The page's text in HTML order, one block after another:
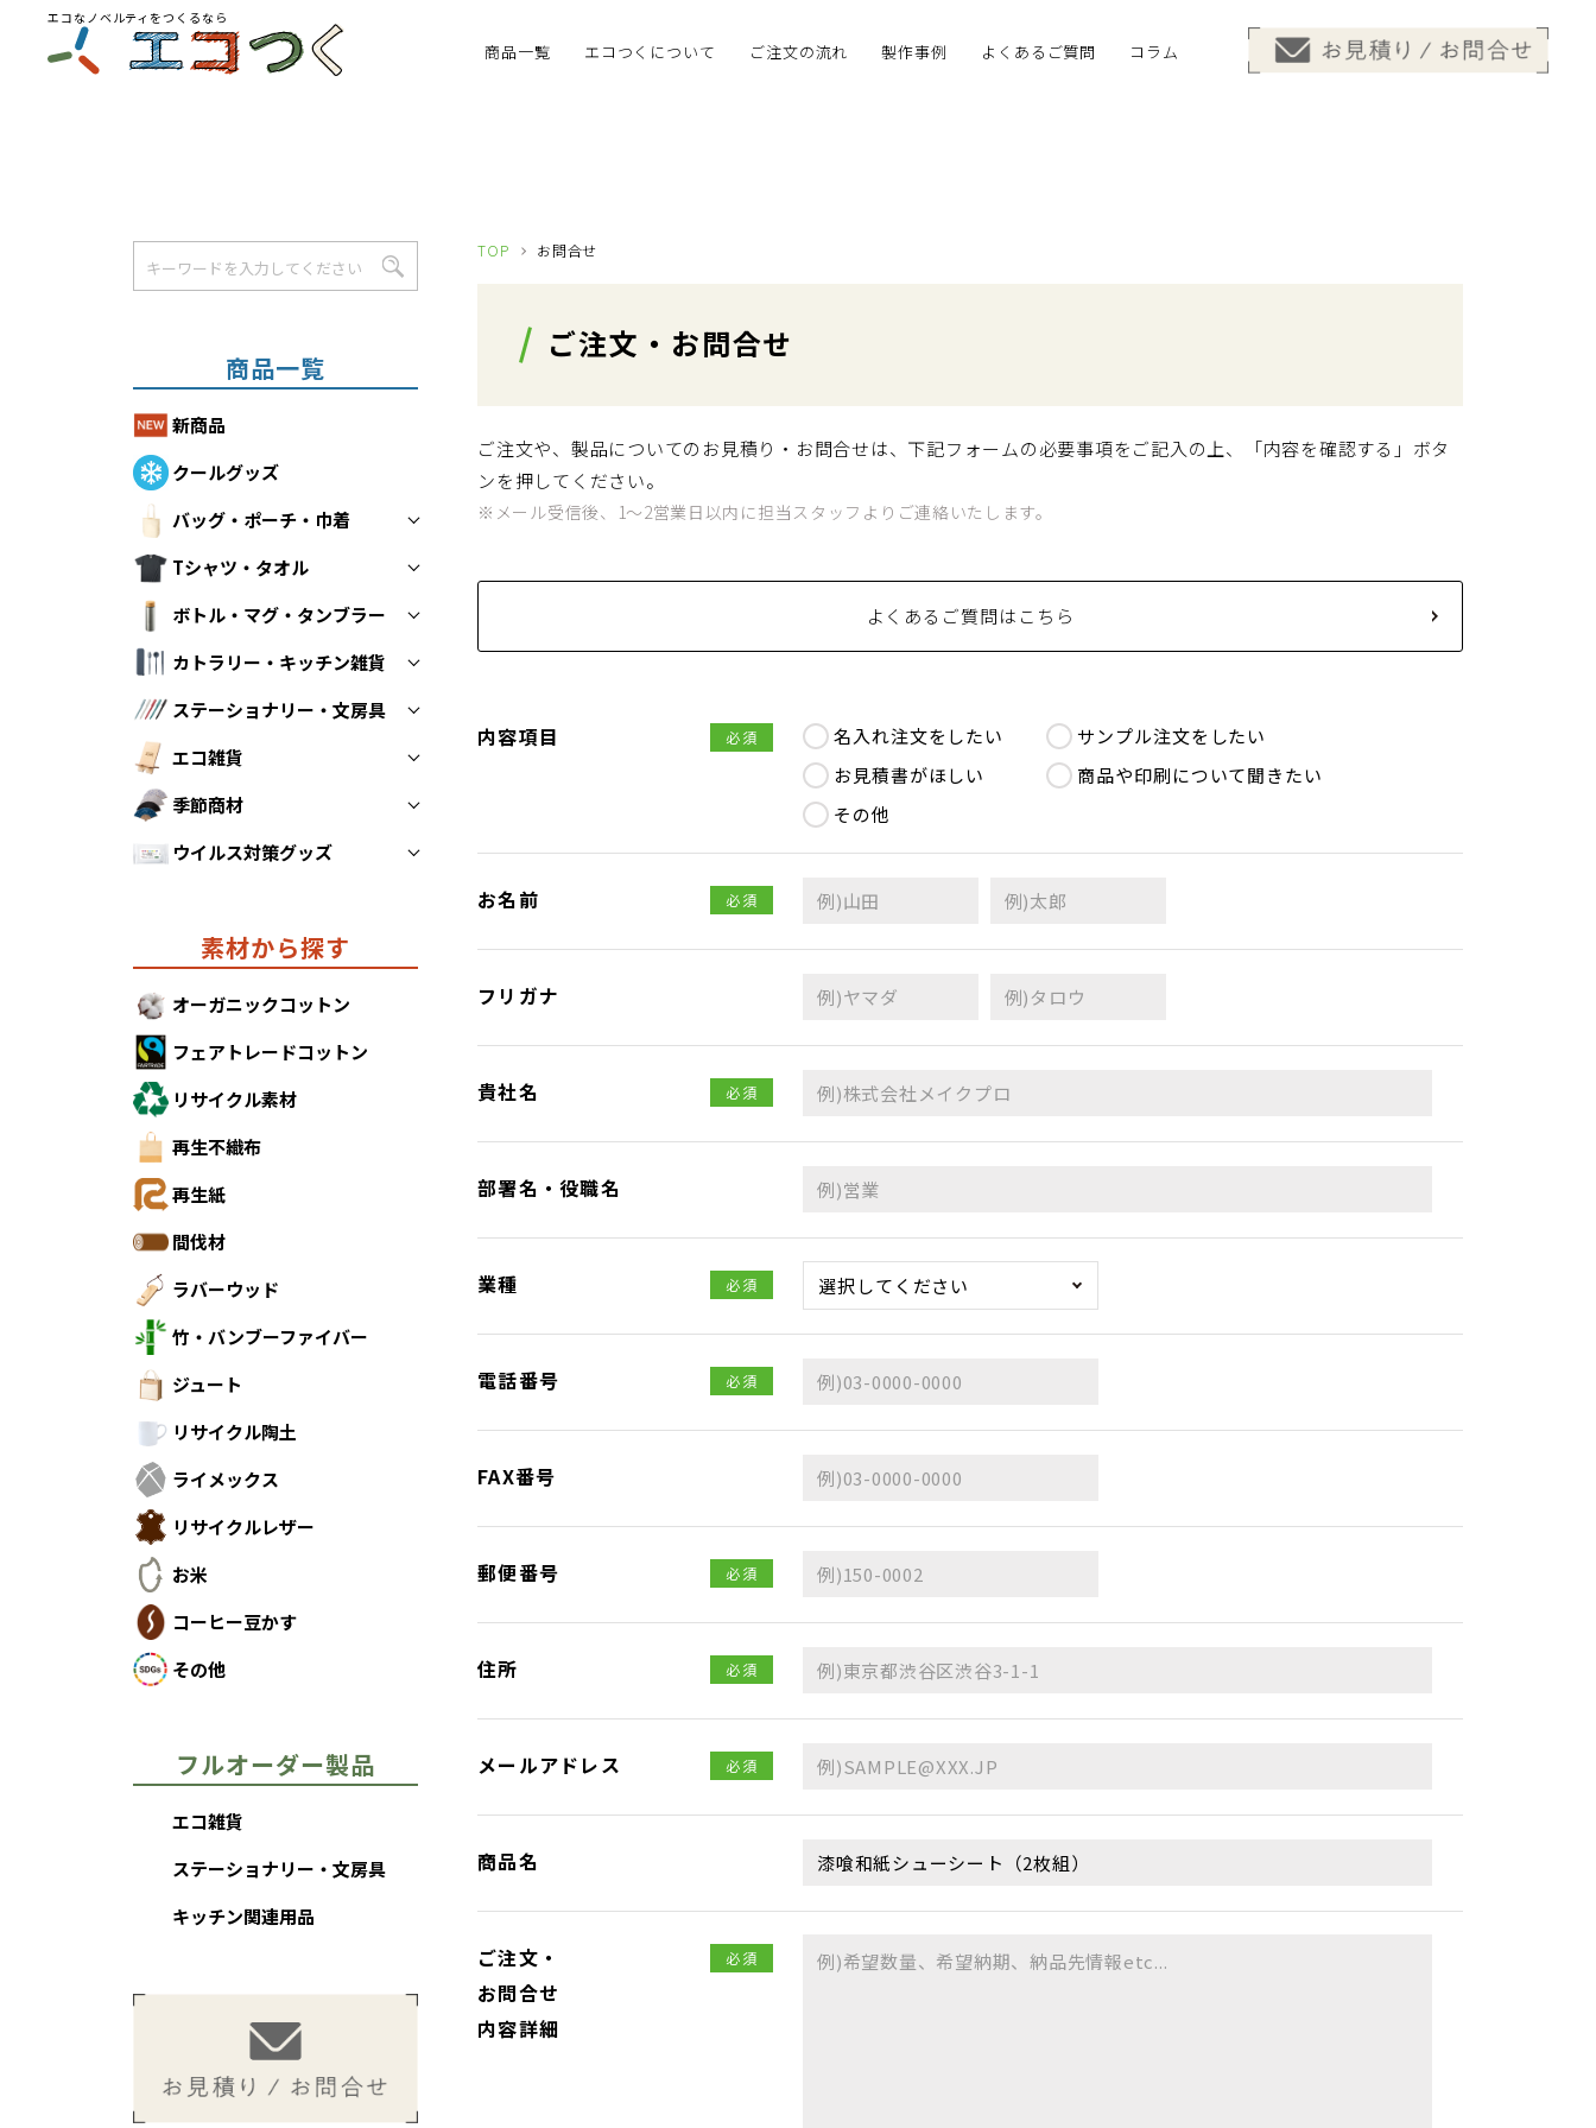
エコなノベルティをつくるなら
商品一覧 エコつくについて ご注文の流れ 製作事例 よくあるご質問 コラム
TOP お問合せ
ご注文・お問合せ
ご注文や、製品についてのお見積り・お問合せは、下記フォームの必要事項をご記入の上、「内容を確認する」ボタ
ンを押してください。
※メール受信後、1～2営業日以内に担当スタッフよりご連絡いたします。
よくあるご質問はこちら
内容項目 必須 名入れ注文をしたい
サンプル注文をしたい
お見積書がほしい
商品や印刷について聞きたい
その他
お名前 必須
フリガナ
貴社名 必須
部署名・役職名
業種 必須
電話番号 必須
FAX番号
郵便番号 必須
住所 必須
メールアドレス 必須
商品名
ご注文・
お問合せ
内容詳細
必須
商品一覧
新商品
クールグッズ
バッグ・ポーチ・巾着
トートバッグ
折りたたみエコバッグ
不織布バッグ
保冷・保温バッグ
ポーチ・巾着
Tシャツ・タオル
Tシャツ
タオル
ボトル・マグ・タンブラー
ボトル
マグカップ
タンブラー
カトラリー・キッチン雑貨
スプーン・フォーク・お箸
ストロー
その他キッチン雑貨
ステーショナリー・文房具
ペン
ノート
クリアファイル
エコ雑貨
防災グッズ
モバイルグッズ
その他エコ雑貨
季節商材
あったかグッズ
ウイルス対策グッズ
素材から探す
オーガニックコットン
フェアトレードコットン
リサイクル素材
再生不織布
再生紙
間伐材
ラバーウッド
竹・バンブーファイバー
ジュート
リサイクル陶土
ライメックス
リサイクルレザー
お米
コーヒー豆かす
その他
フルオーダー製品
エコ雑貨
ステーショナリー・文房具
キッチン関連用品